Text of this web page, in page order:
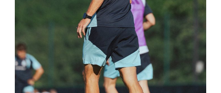
Cartelera
Fotos
de
Familia